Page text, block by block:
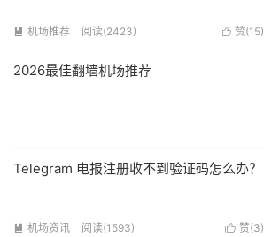
 赞(15)
 机场推荐 阅读(2423)
2026最佳翻墙机场推荐
Telegram 电报注册收不到验证码怎么办？
 赞(3)
 机场资讯 阅读(1593)